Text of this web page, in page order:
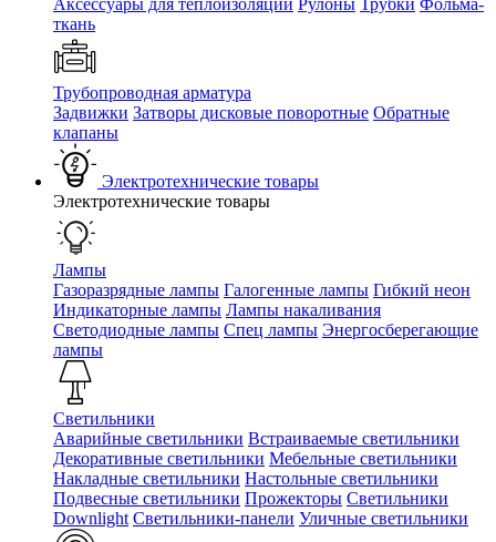
Аксессуары для теплоизоляции Рулоны Трубки Фольма-
ткань
Трубопроводная арматура
Задвижки Затворы дисковые поворотные Обратные
клапаны
Электротехнические товары
Электротехнические товары
Лампы
Газоразрядные лампы Галогенные лампы Гибкий неон
Индикаторные лампы Лампы накаливания
Светодиодные лампы Спец лампы Энергосберегающие
лампы
Светильники
Аварийные светильники Встраиваемые светильники
Декоративные светильники Мебельные светильники
Накладные светильники Настольные светильники
Подвесные светильники Прожекторы Светильники
Downlight Светильники-панели Уличные светильники